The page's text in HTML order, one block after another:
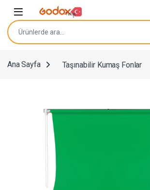
Ara:
Ana Sayfa Taşınabilir Kumaş Fonlar